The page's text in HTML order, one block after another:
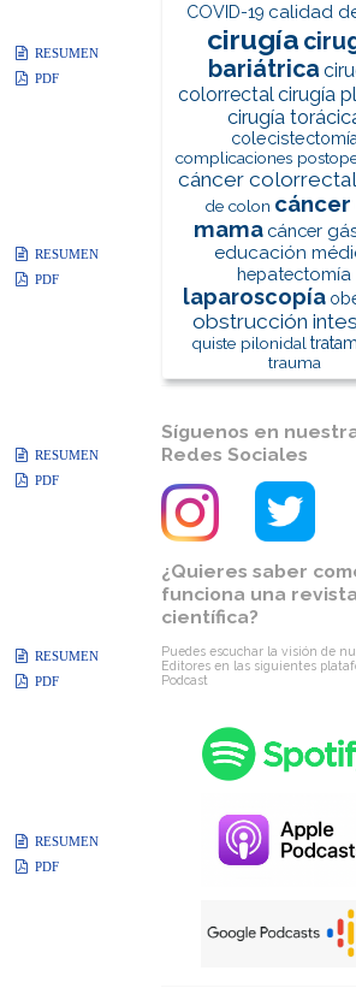
COVID-19 calidad
cirugía
bariátrica
colorrectalcirugía
cirugía
colecistectomía
complicaciones
cáncer colorrectal
de colon cáncer
mama cáncer
educación
hepatectomía
laparoscopía
obstrucción
quiste pilonidal
trauma
Síguenos en
Redes Sociales
¿Quieres saber
funciona una revista
científica?
Puedes escuchar la visión de
Editores en las siguientes
Podcast
RESUMEN
PDF
RESUMEN
PDF
RESUMEN
PDF
RESUMEN
PDF
RESUMEN
PDF